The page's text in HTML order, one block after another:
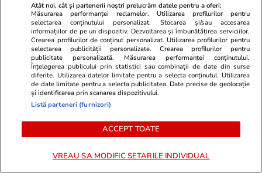
reacționat
prostul
Bani și Afaceri 04 aug.
Ce este loud budgeting,
tendința financiară populară la
generația Z
Atât noi, cât și partenerii noștri prelucrăm datele pentru a oferi:
Măsurarea performanței reclamelor. Utilizarea profilurilor pentru
selectarea conținutului personalizat. Stocarea și/sau accesarea
informațiilor de pe un dispozitiv. Dezvoltarea și îmbunătățirea serviciilor.
Crearea profilurilor de conținut personalizat. Utilizarea profilurilor pentru
selectarea publicității personalizate. Crearea profilurilor pentru
publicitate personalizată. Măsurarea performanței conținutului.
Înțelegerea publicului prin statistici sau combinații de date din surse
diferite. Utilizarea datelor limitate pentru a selecta conținutul. Utilizarea
de date limitate pentru a selecta publicitatea. Date precise de geolocație
și identificarea prin scanarea dispozitivului.
Listă parteneri (furnizori)
ACCEPT TOATE
VREAU SA MODIFIC SETARILE INDIVIDUAL